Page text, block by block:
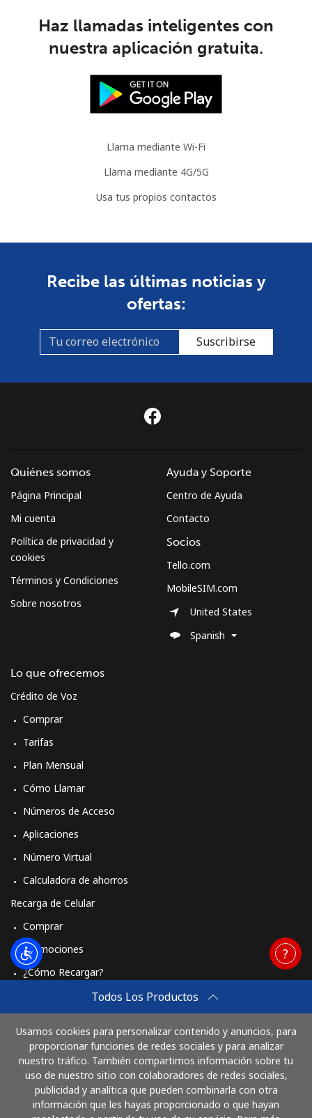
Haz llamadas inteligentes con
nuestra aplicación gratuita.
Llama mediante Wi-Fi
Llama mediante 4G/5G
Usa tus propios contactos
Recibe las últimas noticias y
ofertas:
Suscribirse
Todos Los Productos
Usamos cookies para personalizar contenido y anuncios, para
proporcionar funciones de redes sociales y para analizar
nuestro tráfico. También compartimos información sobre tu
uso de nuestro sitio con colaboradores de redes sociales,
publicidad y analítica que pueden combinarla con otra
información que les hayas proporcionado o que hayan
Quiénes somos
Página Principal
Mi cuenta
Política de privacidad y
cookies
Términos y Condiciones
Sobre nosotros
Lo que ofrecemos
Crédito de Voz
Comprar
Tarifas
Plan Mensual
Cómo Llamar
Números de Acceso
Aplicaciones
Número Virtual
Calculadora de ahorros
Recarga de Celular
Comprar
Promociones
¿Cómo Recargar?
Comprar
Cómo funciona
Ayuda y Soporte
Centro de Ayuda
Contacto
Socios
Tello.com
MobileSIM.com
United States
Spanish
Paga con